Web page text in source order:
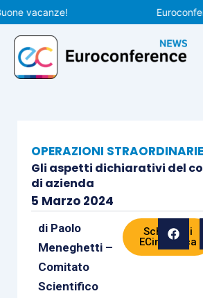
Vai
al
contenuto
vacanze!
OPERAZIONI STRAORDINARIE
Gli aspetti dichiarativi del
di azienda
5 Marzo 2024
di Paolo
Meneghetti –
Comitato
Scientifico
Scheda di
ECinPratica